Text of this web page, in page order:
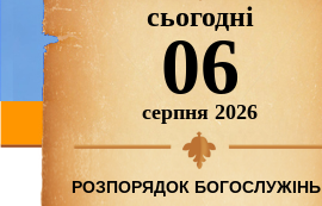
сьогодні
06
серпня 2026
РОЗПОРЯДОК БОГОСЛУЖІНЬ